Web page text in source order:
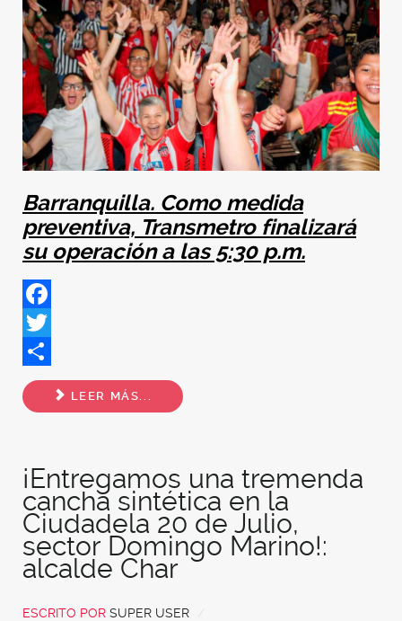
Barranquilla. Como medida
preventiva, Transmetro finalizará
su operación a las 5:30 p.m.
Facebook
Twitter
Share
LEER MÁS...
¡Entregamos una tremenda
cancha sintética en la
Ciudadela 20 de Julio,
sector Domingo Marino!:
alcalde Char
ESCRITO POR SUPER USER